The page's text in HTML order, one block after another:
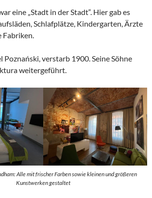
eine „Stadt in der Stadt“. Hier gab es
Schlafplätze, Kindergarten, Ärzte
Fabriken.
Poznański, verstarb 1900. Seine Söhne
weitergeführt.
Alle mit frischer Farben sowie kleinen und größeren
Kunstwerken gestaltet